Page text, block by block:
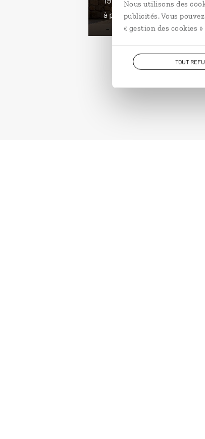
Nous utilisons des
publicités. Vous
« gestion des cookies »
TOUT
à partir de 3500€